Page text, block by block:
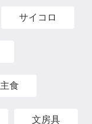
サイコロ
主食
文房具